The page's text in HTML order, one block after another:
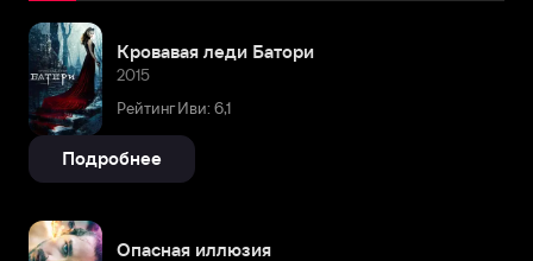
Кровавая леди Батори
2015
Рейтинг Иви: 6,1
Подробнее
Опасная иллюзия